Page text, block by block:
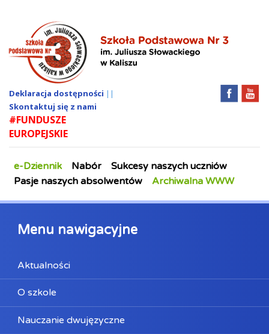
Deklaracja dostępności ||
Skontaktuj się z nami
#FUNDUSZE
EUROPEJSKIE
e-Dziennik Nabór
Sukcesy naszych uczniów
Pasje naszych absolwentów
Archiwalna WWW
Menu nawigacyjne
Aktualności
O szkole
Nauczanie dwujęzyczne